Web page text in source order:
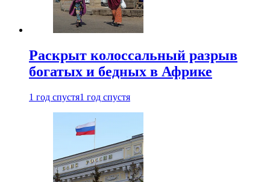
Раскрыт колоссальный разрыв
богатых и бедных в Африке
1 год спустя1 год спустя